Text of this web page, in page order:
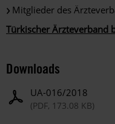
Mitglieder des
Türkischer Ärzteverband
Downloads
UA-016/2018
(PDF, 173.08 KB)